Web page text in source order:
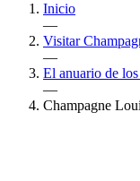
Inicio
—
Visitar
—
El anuario de
—
Champagne